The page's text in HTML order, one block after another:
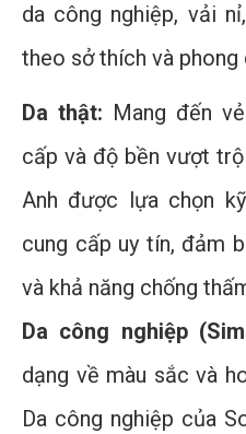
da công nghiệp, vải
theo sở thích và
Da thật: Mang đến
cấp và độ bền vượt
Anh được lựa chọn
cung cấp uy tín, đảm
và khả năng chống
Da công nghiệp
dạng về màu sắc và
Da công nghiệp của